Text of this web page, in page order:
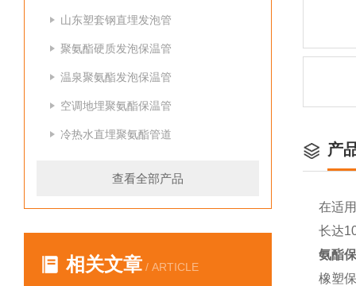
山东塑套钢直埋发泡管
聚氨酯硬质发泡保温管
温泉聚氨酯发泡保温管
空调地埋聚氨酯保温管
冷热水直埋聚氨酯管道
查看全部产品
相关文章 / ARTICLE
产
在适
长达
氨酯
橡塑